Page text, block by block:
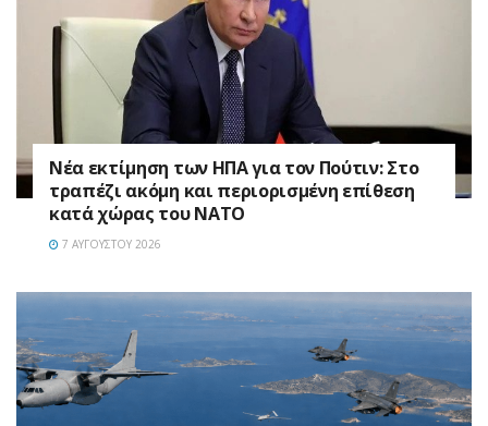
Νέα εκτίμηση των ΗΠΑ για τον Πούτιν: Στο
τραπέζι ακόμη και περιορισμένη επίθεση
κατά χώρας του ΝΑΤΟ
7 ΑΥΓΟΎΣΤΟΥ 2026